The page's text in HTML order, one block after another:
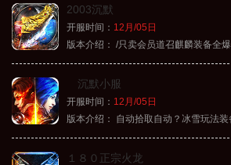
2003沉默
开服时间： 12月/05日
版本介绍： /只卖会员道召麒麟装备全
沉默小服
开服时间： 12月/05日
版本介绍：
自动拾取自动？冰雪玩法装
１８０正宗火龙